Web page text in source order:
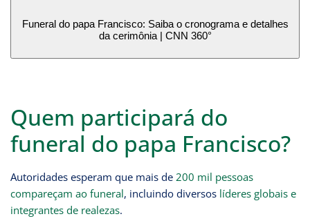
Funeral do papa Francisco: Saiba o cronograma e detalhes
da cerimônia | CNN 360°
Quem participará do
funeral do papa Francisco?
Autoridades esperam que mais de 200 mil pessoas
compareçam ao funeral, incluindo diversos líderes globais e
integrantes de realezas.